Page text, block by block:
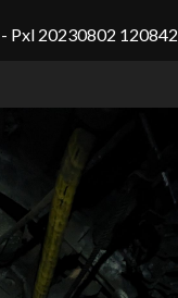
- Pxl 20230802